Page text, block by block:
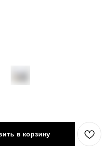
в корзину